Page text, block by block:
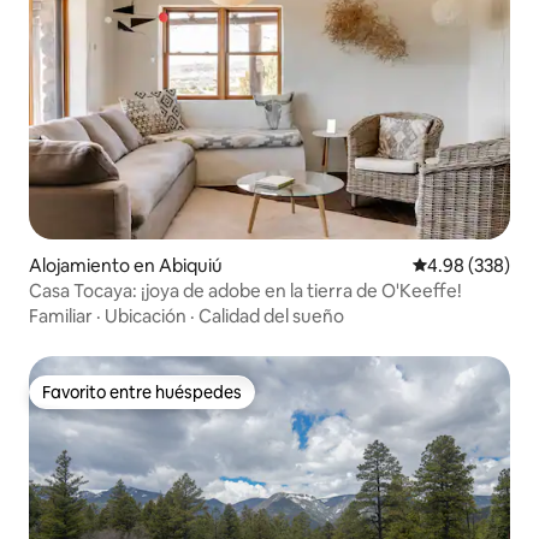
Alojamiento en Abiquiú Calificación
4.98 (338)
Casa Tocaya: ¡joya de adobe en la tierra de O'Keeffe!
Familiar · Ubicación · Calidad del sueño
Favorito entre huéspedes
Favorito entre huéspedes